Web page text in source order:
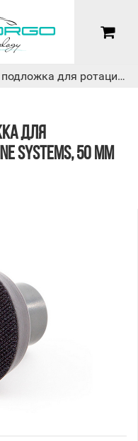
Backing pad 50RO - подложка для ротационной машинки Shine Systems, 50 мм
ДЛЯ
SYSTEMS, 50 ММ